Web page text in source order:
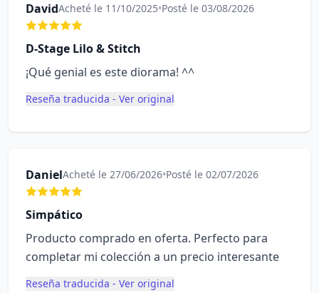
DavidAcheté le 11/10/2025•Posté le 03/08/2026
D-Stage Lilo & Stitch
¡Qué genial es este diorama! ^^
Reseña traducida - Ver original
DanielAcheté le 27/06/2026•Posté le 02/07/2026
Simpático
Producto comprado en oferta. Perfecto para
completar mi colección a un precio interesante
Reseña traducida - Ver original